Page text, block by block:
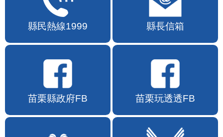
縣民熱線1999 縣長信箱
苗栗縣政府FB 苗栗玩透透FB